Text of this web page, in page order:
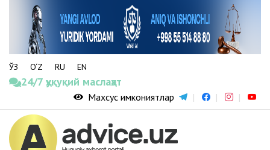
ЎЗ O‘Z RU EN
24/7 ҳуқуқий маслаҳат
Махсус имкониятлар